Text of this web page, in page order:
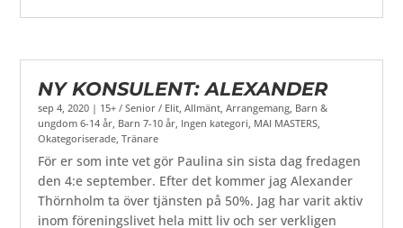
NY KONSULENT: ALEXANDER
sep 4, 2020 | 15+ / Senior / Elit,Allmänt,Arrangemang, Barn &
ungdom 6-14 år, Barn 7-10 år, Ingen kategori, MAI MASTERS,
Okategoriserade,Tränare
För er som inte vet gör Paulina sin sista dag fredagen
den 4:e september. Efter det kommer jag Alexander
Thörnholm ta över tjänsten på 50%. Jag har varit aktiv
inom föreningslivet hela mitt liv och ser verkligen